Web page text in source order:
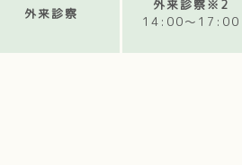
外来診察
外来診察※2
14:00～17:00